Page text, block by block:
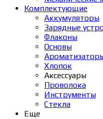
Комплектующие
Аккумуляторы
Зарядные
Флаконы
Основы
Хлопок
Аксессуары
Проволока
Инструменты
Стекла
Еще